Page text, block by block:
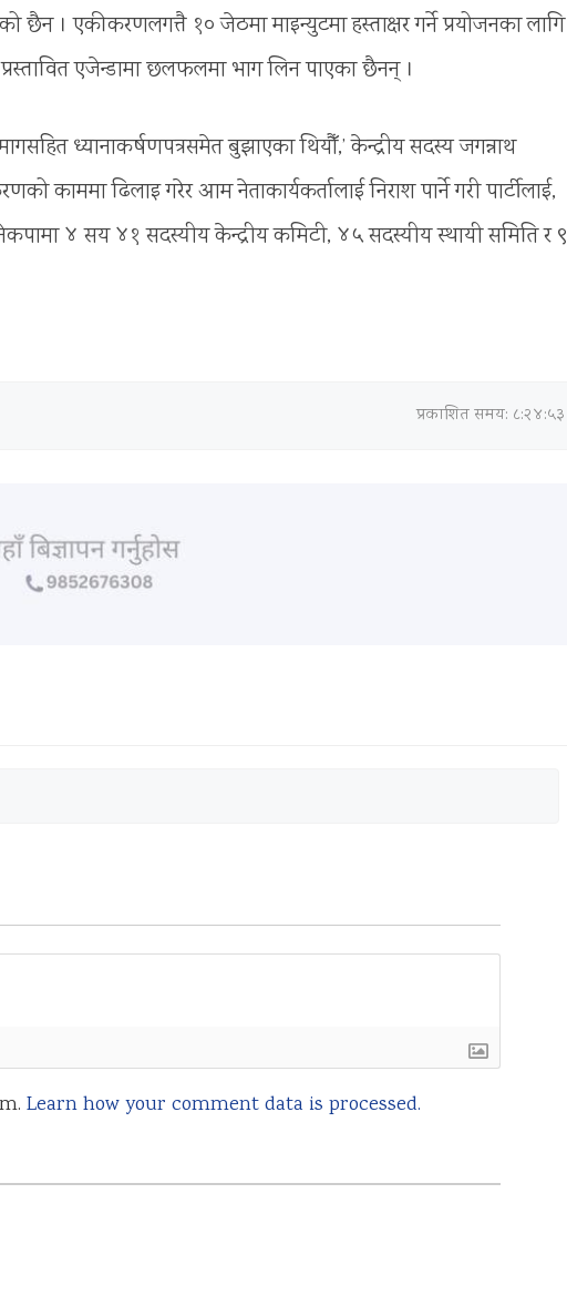
। एकीकरणलगत्तै १० जेठमा माइन्युटमा हस्ताक्षर गर्ने प्रयोजनका लागि
एजेन्डामा छलफलमा भाग लिन पाएका छैनन् ।
ध्यानाकर्षणपत्रसमेत बुझाएका थियौँ,’ केन्द्रीय सदस्य जगन्नाथ
ढिलाइ गरेर आम नेताकार्यकर्तालाई निराश पार्ने गरी पार्टीलाई,
४ सय ४१ सदस्यीय केन्द्रीय कमिटी, ४५ सदस्यीय स्थायी समिति र ९
प्रकाशित समय: ८:२४:५३
Learn how your comment data is processed.